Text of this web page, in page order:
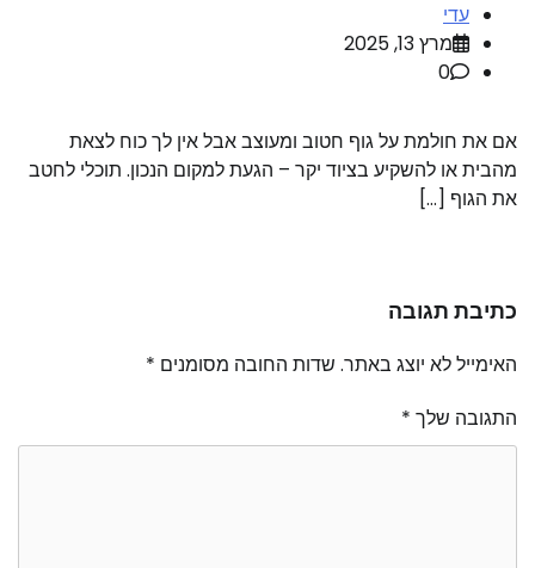
עדי
מרץ 13, 2025
0
אם את חולמת על גוף חטוב ומעוצב אבל אין לך כוח לצאת
מהבית או להשקיע בציוד יקר – הגעת למקום הנכון. תוכלי לחטב
את הגוף […]
כתיבת תגובה
האימייל לא יוצג באתר. שדות החובה מסומנים *
התגובה שלך *